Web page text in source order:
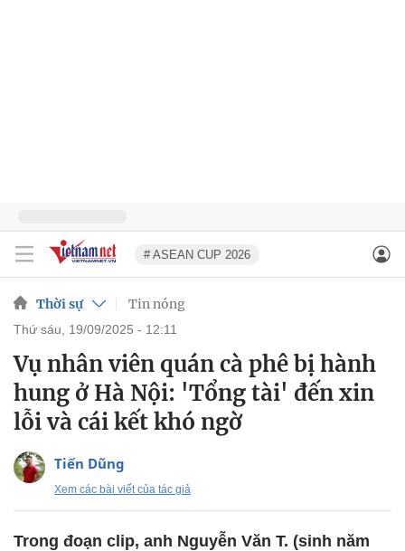
# ASEAN CUP 2026
Thời sự Tin nóng
thứ sáu, 19/09/2025 - 12:11
Vụ nhân viên quán cà phê bị hành
hung ở Hà Nội: 'Tổng tài' đến xin
lỗi và cái kết khó ngờ
Tiến Dũng
Xem các bài viết của tác giả
Trong đoạn clip, anh Nguyễn Văn T. (sinh năm